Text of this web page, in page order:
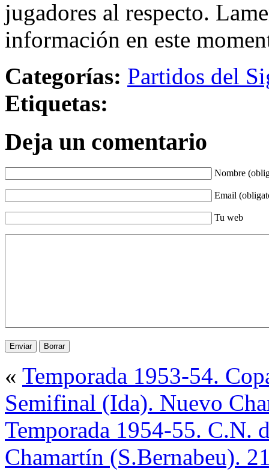
jugadores al respecto.
información en este
Categorías: Partidos del
Etiquetas:
Deja un comentario
Nombre
Email
Tu web
« Temporada 1953-54.
Semifinal (Ida). Nuevo
Temporada 1954-55. C.N.
Chamartín (S.Bernabeu).